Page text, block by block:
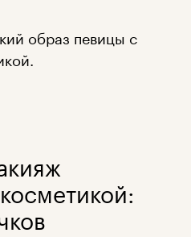
образ певицы с